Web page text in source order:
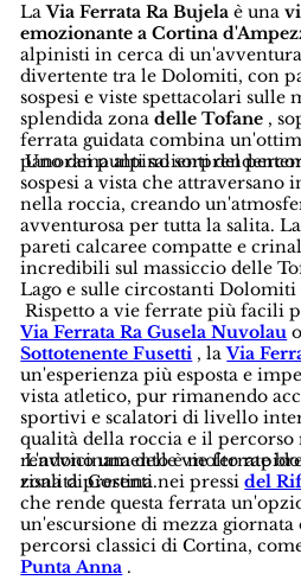
LaVia Ferrata Ra Bujela è una
emozionante a Cortina
alpinisti in cerca di
divertente tra le Dolomiti, con
sospesi e viste spettacolari sulle
splendida zonadelle Tofane ,
ferrata guidata combina
panorama alpino
Uno dei punti salienti del
sospesi a vista che
nella roccia, creando
avventurosa per tutta la salita.
pareti calcaree compatte e
incredibili sul massiccio delle
Lago e sulle circostanti
Rispetto a vie ferrate più facili
Via Ferrata Ra Gusela Nuvolau
Sottotenente Fusetti , laVia
un'esperienza più esposta e
vista atletico, pur rimanendo
sportivi e scalatori di livello
qualità della roccia e il
rendono una delle vie ferrate
zona di Cortina.
L'avvicinamento è molto
risalita presenti nei pressidel
che rende questa ferrata
un'escursione di mezza
percorsi classici di Cortina,
Punta Anna .